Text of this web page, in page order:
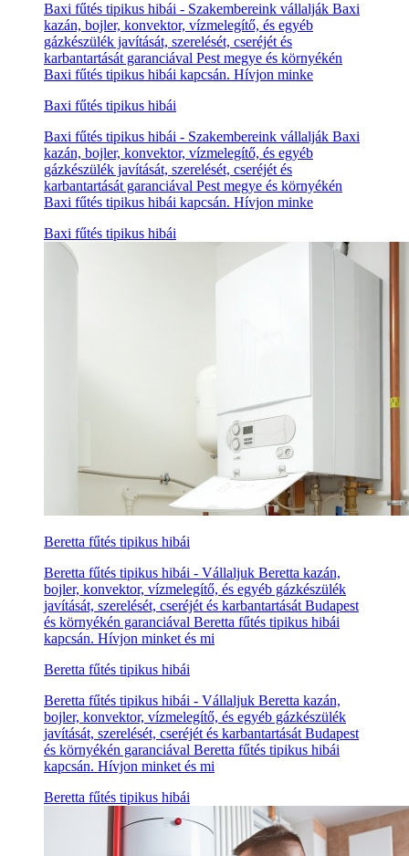
Baxi fűtés tipikus hibái - Szakembereink vállalják Baxi
kazán, bojler, konvektor, vízmelegítő, és egyéb
gázkészülék javítását, szerelését, cseréjét és
karbantartását garanciával Pest megye és környékén
Baxi fűtés tipikus hibái kapcsán. Hívjon minke
Baxi fűtés tipikus hibái
Baxi fűtés tipikus hibái - Szakembereink vállalják Baxi
kazán, bojler, konvektor, vízmelegítő, és egyéb
gázkészülék javítását, szerelését, cseréjét és
karbantartását garanciával Pest megye és környékén
Baxi fűtés tipikus hibái kapcsán. Hívjon minke
Baxi fűtés tipikus hibái
Beretta fűtés tipikus hibái
Beretta fűtés tipikus hibái - Vállaljuk Beretta kazán,
bojler, konvektor, vízmelegítő, és egyéb gázkészülék
javítását, szerelését, cseréjét és karbantartását Budapest
és környékén garanciával Beretta fűtés tipikus hibái
kapcsán. Hívjon minket és mi
Beretta fűtés tipikus hibái
Beretta fűtés tipikus hibái - Vállaljuk Beretta kazán,
bojler, konvektor, vízmelegítő, és egyéb gázkészülék
javítását, szerelését, cseréjét és karbantartását Budapest
és környékén garanciával Beretta fűtés tipikus hibái
kapcsán. Hívjon minket és mi
Beretta fűtés tipikus hibái